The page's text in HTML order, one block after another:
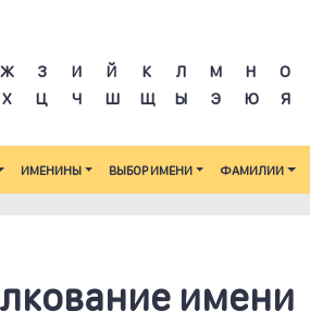
Ж З И Й К Л М Н
О
Х Ц Ч Ш Щ Ы Э Ю Я
ИМЕНИНЫ ВЫБОР ИМЕНИ ФАМИЛИИ
имени